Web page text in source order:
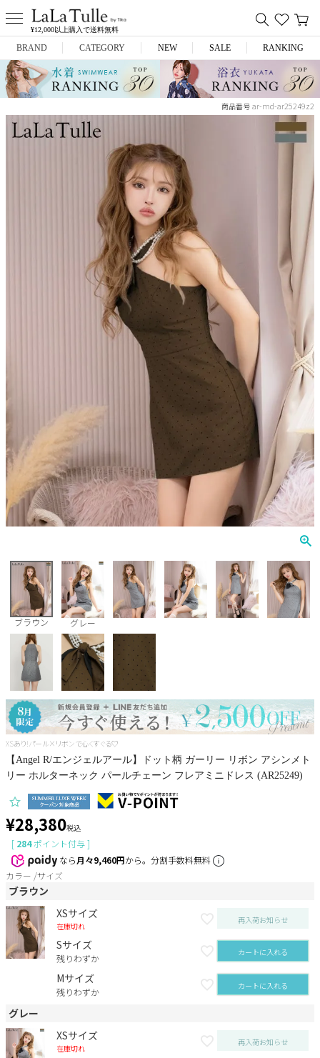
¥12,000以上購入で送料無料
BRAND
Anella
GLAMOROUS
IRMA
JENNNY
COMEX
Rechercher
Pleaser
CATEGORY
ミニドレス
NEW SALE RANKING
商品番号 ar-md-ar25249z2
ブラウン グレー
XSあり!パール×リボンで心くすぐる♡
【Angel R/エンジェルアール】ドット柄 ガーリー リボン アシンメト
リー ホルターネック パールチェーン フレアミニドレス (AR25249)
¥28,380税込
[ 284ポイント付与 ]
なら月々9,460円から。分割手数料無料
カラー サイズ
ブラウン
XSサイズ
在庫切れ
再入荷お知らせ
Sサイズ
残りわずか カートに入れる
Mサイズ
残りわずか カートに入れる
グレー
XSサイズ
在庫切れ
再入荷お知らせ